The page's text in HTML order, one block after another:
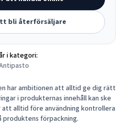
bli återförsäljare
i kategori:
har ambitionen att alltid ge dig rätt
i produkternas innehåll kan ske
alltid före användning kontrollera
produktens förpackning.